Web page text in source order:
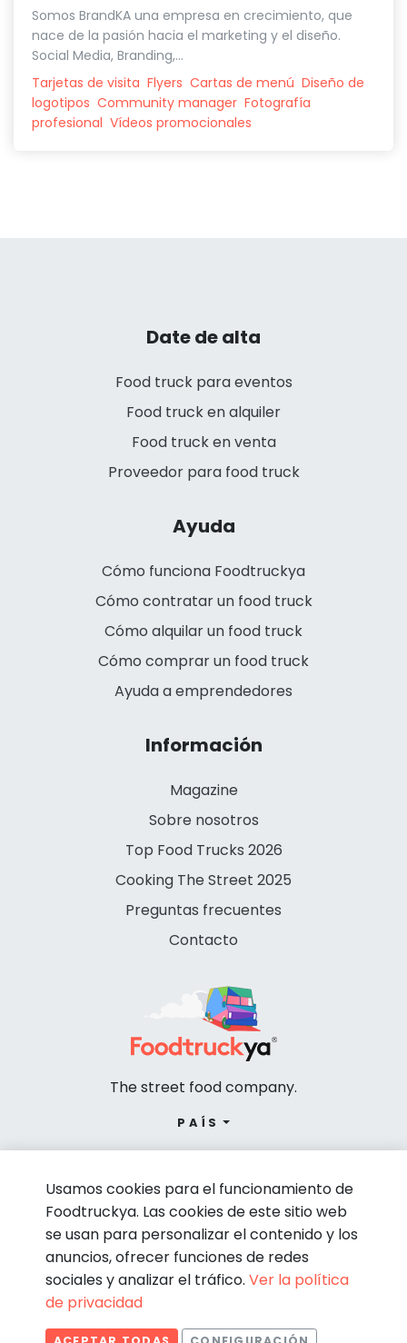
Somos BrandKA una empresa en crecimiento, que
nace de la pasión hacia el marketing y el diseño.
Social Media, Branding,...
Tarjetas de visita Flyers Cartas de menú Diseño de
logotipos Community manager Fotografía
profesional Vídeos promocionales
Date de alta
Food truck para eventos
Food truck en alquiler
Food truck en venta
Proveedor para food truck
Ayuda
Cómo funciona Foodtruckya
Cómo contratar un food truck
Cómo alquilar un food truck
Cómo comprar un food truck
Ayuda a emprendedores
Información
Magazine
Sobre nosotros
Top Food Trucks 2026
Cooking The Street 2025
Preguntas frecuentes
Contacto
The street food company.
PAÍS
© Foodtruckya 2026
Usamos cookies para el funcionamiento de
Foodtruckya. Las cookies de este sitio web
se usan para personalizar el contenido y los
anuncios, ofrecer funciones de redes
sociales y analizar el tráfico. Ver la política
de privacidad